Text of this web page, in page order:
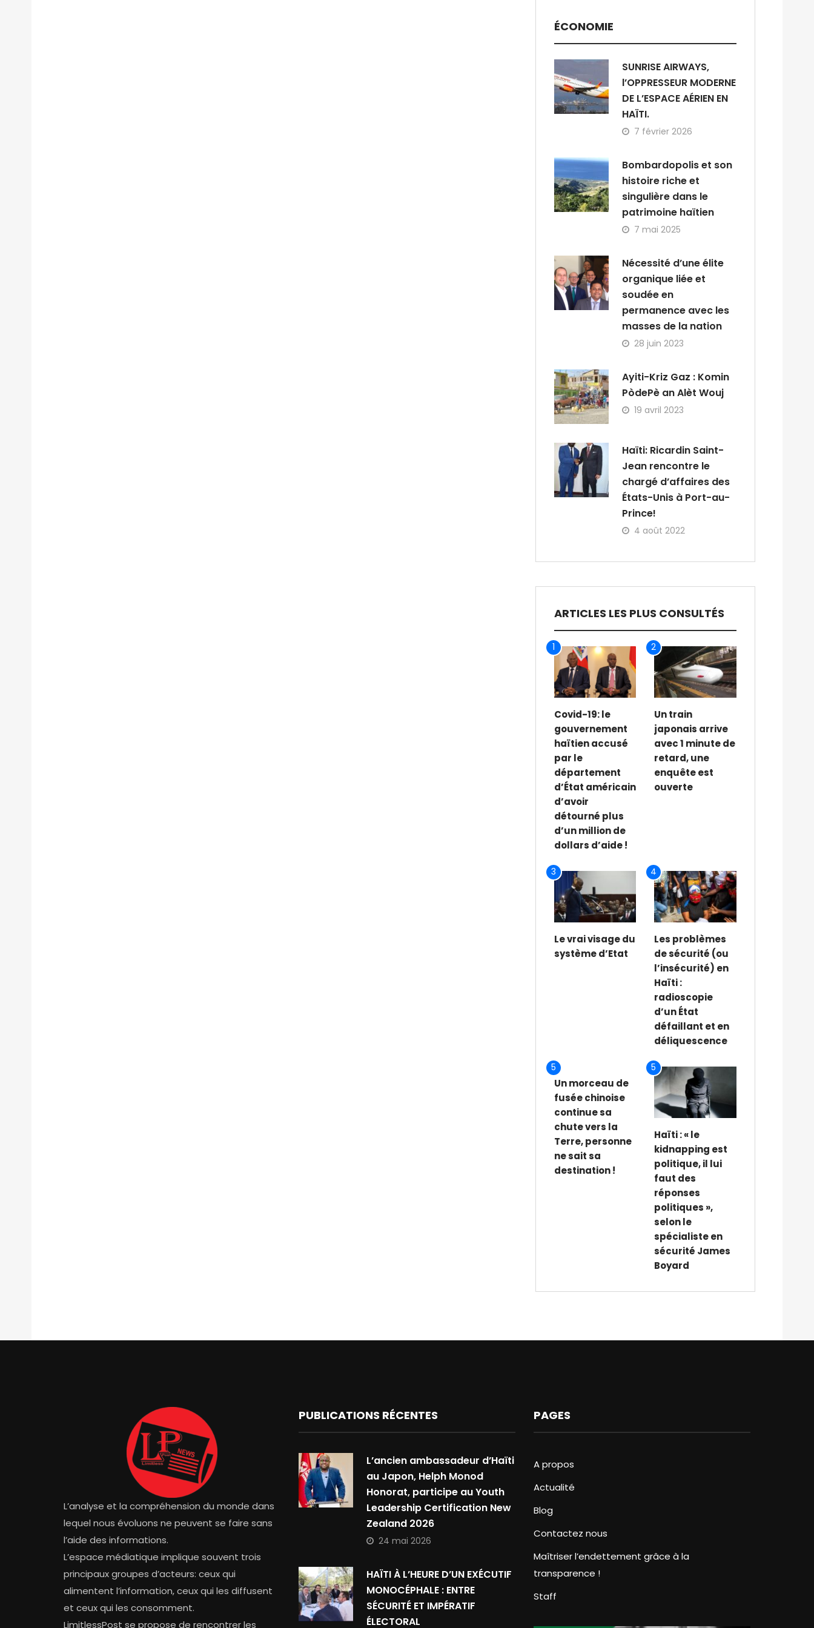
ÉCONOMIE
SUNRISE AIRWAYS,
l’OPPRESSEUR MODERNE
DE L’ESPACE AÉRIEN EN
HAÏTI.
7 février 2026
Bombardopolis et son
histoire riche et
singulière dans le
patrimoine haïtien
7 mai 2025
Nécessité d’une élite
organique liée et
soudée en
permanence avec les
masses de la nation
28 juin 2023
Ayiti-Kriz Gaz : Komin
PòdePè an Alèt Wouj
19 avril 2023
Haïti: Ricardin Saint-
Jean rencontre le
chargé d’affaires des
États-Unis à Port-au-
Prince!
4 août 2022
ARTICLES LES PLUS CONSULTÉS
1
Covid-19: le
gouvernement
haïtien accusé
par le
département
d’État américain
d’avoir
détourné plus
d’un million de
dollars d’aide !
2
Un train
japonais arrive
avec 1 minute de
retard, une
enquête est
ouverte
3
Le vrai visage du
système d’Etat
4
Les problèmes
de sécurité (ou
l’insécurité) en
Haïti :
radioscopie
d’un État
défaillant et en
déliquescence
5
Un morceau de
fusée chinoise
continue sa
chute vers la
Terre, personne
ne sait sa
destination !
5
Haïti : « le
kidnapping est
politique, il lui
faut des
réponses
politiques »,
selon le
spécialiste en
sécurité James
Boyard
L’analyse et la compréhension du monde dans
lequel nous évoluons ne peuvent se faire sans
l’aide des informations.
L’espace médiatique implique souvent trois
principaux groupes d’acteurs: ceux qui
alimentent l’information, ceux qui les diffusent
et ceux qui les consomment.
LimitlessPost se propose de rencontrer les
PUBLICATIONS RÉCENTES
L’ancien ambassadeur d’Haïti
au Japon, Helph Monod
Honorat, participe au Youth
Leadership Certification New
Zealand 2026
24 mai 2026
HAÏTI À L’HEURE D’UN EXÉCUTIF
MONOCÉPHALE : ENTRE
SÉCURITÉ ET IMPÉRATIF
ÉLECTORAL
PAGES
A propos
Actualité
Blog
Contactez nous
Maîtriser l’endettement grâce à la
transparence !
Staff